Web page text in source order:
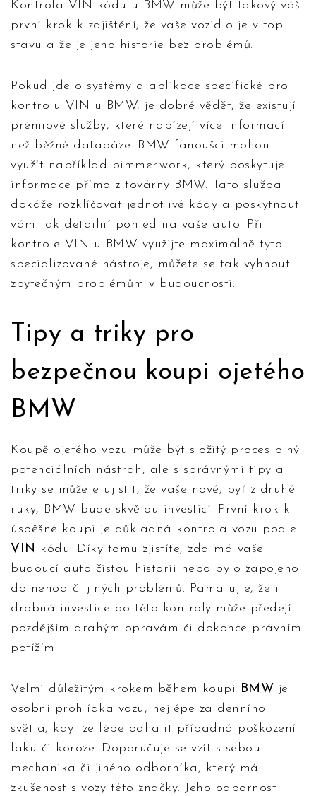
Kontrola VIN kódu u BMW může být takový váš
první krok k zajištění, že vaše vozidlo je v top
stavu a že je jeho historie bez problémů.
Pokud jde o systémy a aplikace specifické pro
kontrolu VIN u BMW, je dobré vědět, že existují
prémiové služby, které nabízejí více informací
než běžné databáze. BMW fanoušci mohou
využít například bimmer.work, který poskytuje
informace přímo z továrny BMW. Tato služba
dokáže rozklíčovat jednotlivé kódy a poskytnout
vám tak detailní pohled na vaše auto. Při
kontrole VIN u BMW využijte maximálně tyto
specializované nástroje, můžete se tak vyhnout
zbytečným problémům v budoucnosti.
Tipy a triky pro
bezpečnou koupi ojetého
BMW
Koupě ojetého vozu může být složitý proces plný
potenciálních nástrah, ale s správnými tipy a
triky se můžete ujistit, že vaše nové, byť z druhé
ruky, BMW bude skvělou investicí. První krok k
úspěšné koupi je důkladná kontrola vozu podle
VIN kódu. Díky tomu zjistíte, zda má vaše
budoucí auto čistou historii nebo bylo zapojeno
do nehod či jiných problémů. Pamatujte, že i
drobná investice do této kontroly může předejít
pozdějším drahým opravám či dokonce právním
potížím.
Velmi důležitým krokem během koupi BMW je
osobní prohlídka vozu, nejlépe za denního
světla, kdy lze lépe odhalit případná poškození
laku či koroze. Doporučuje se vzít s sebou
mechanika či jiného odborníka, který má
zkušenost s vozy této značky. Jeho odbornost